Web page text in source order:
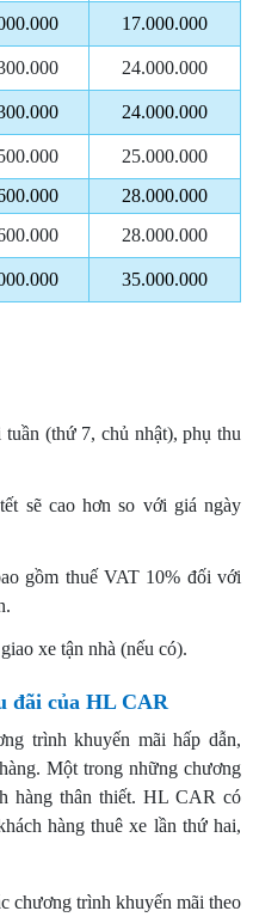
17.000.000
24.000.000
24.000.000
25.000.000
28.000.000
28.000.000
35.000.000
(thứ 7, chủ nhật), phụ thu
sẽ cao hơn so với giá ngày
gồm thuế VAT 10% đối với
xe tận nhà (nếu có).
đãi của HL CAR
trình khuyến mãi hấp dẫn,
Một trong những chương
hàng thân thiết. HL CAR có
hàng thuê xe lần thứ hai,
chương trình khuyến mãi theo